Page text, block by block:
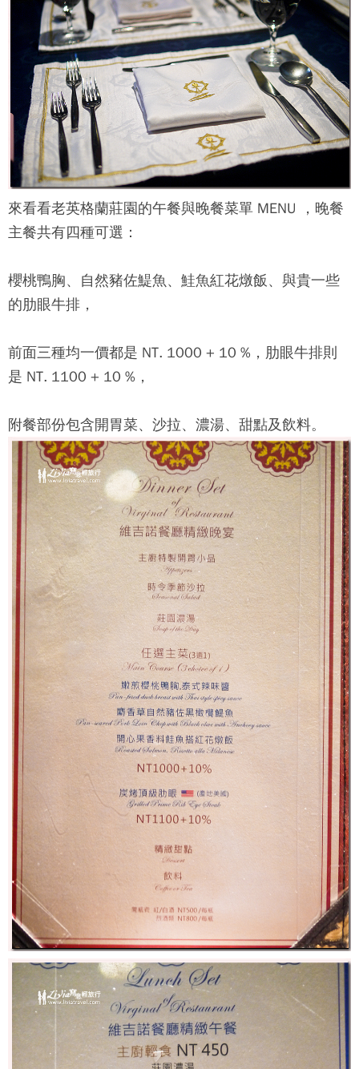
來看看老英格蘭莊園的午餐與晚餐菜單 MENU ，晚餐
主餐共有四種可選：
櫻桃鴨胸、自然豬佐鯷魚、鮭魚紅花燉飯、與貴一些
的肋眼牛排，
前面三種均一價都是 NT. 1000 + 10 %，肋眼牛排則
是 NT. 1100 + 10 %，
附餐部份包含開胃菜、沙拉、濃湯、甜點及飲料。